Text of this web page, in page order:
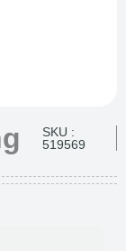
SKU :
519569